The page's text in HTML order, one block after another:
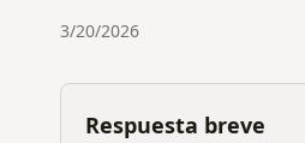
3/20/2026
Respuesta breve